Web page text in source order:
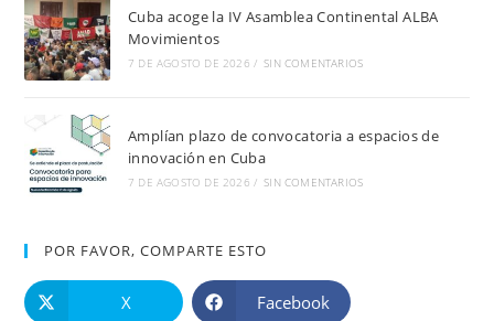
Cuba acoge la IV Asamblea Continental ALBA
Movimientos
7 DE AGOSTO DE 2026 / SIN COMENTARIOS
Amplían plazo de convocatoria a espacios de
innovación en Cuba
7 DE AGOSTO DE 2026 / SIN COMENTARIOS
POR FAVOR, COMPARTE ESTO
X Facebook